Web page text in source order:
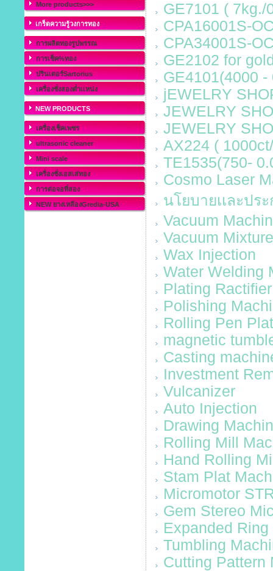
More products>>>
เกร็ดความรู้วงการทอง
การผลิตทองรูปพรรณ
การเช็ค%ทอง
ปรินเตอร์Sartorius
เครื่องชั่งสองต่ำเเหน่ง
NEW PRODUCTS
เครื่องเช็คเพชร
ultrasonic cleaner
Mini scale
เครื่องชั่งเอสเส่ทอง
การต่อจอที่สอง
NEW ยางเหลืองGredia-USA
GE7101 ( 7kg./
CPA16001S-
CPA34001S-
GE2102 for
GE4101(4000 -
jEWELRY
JEWELRY
JEWELRY
AX224 (
TE1535(750-
Cosmo Laser
นโยบายเเละปร
Vacuum
Vacuum
Wax Injection
Water Welding
Plating Ractifier
Polishing
Rolling Pen
magnetic
Casting
Investment
Vulcanizer
Auto Injection
Drawing
Rolling Mill
Hand Rolling
Stam Plat
Micromotor
Gem Stereo
Expanded
Tumbling
Cutting Pattern